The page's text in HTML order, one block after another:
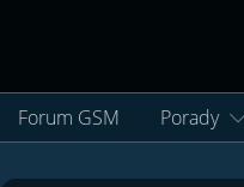
Forum GSM Porady